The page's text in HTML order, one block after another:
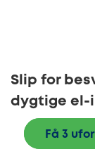
Slip for
dygtige
Få 3